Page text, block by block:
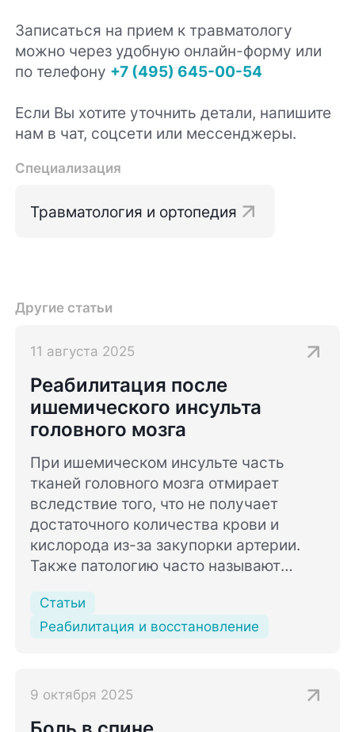
Записаться на прием к травматологу
можно через удобную онлайн-форму или
по телефону +7 (495) 645-00-54
Если Вы хотите уточнить детали, напишите
нам в чат, соцсети или мессенджеры.
Специализация
Травматология и ортопедия
Другие статьи
11 августа 2025
Реабилитация после
ишемического инсульта
головного мозга
При ишемическом инсульте часть
тканей головного мозга отмирает
вследствие того, что не получает
достаточного количества крови и
кислорода из-за закупорки артерии.
Также патологию часто называют
Статьи
Реабилитация и восстановление
9 октября 2025